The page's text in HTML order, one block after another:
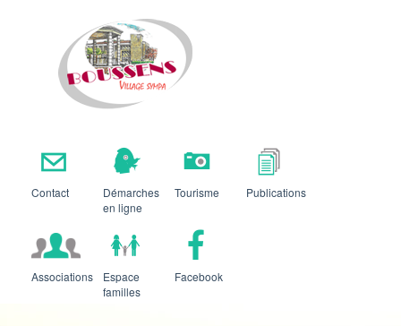
Boussens
Contact
Démarches
en ligne
Tourisme Publications
Associations
Espace
familles
Facebook